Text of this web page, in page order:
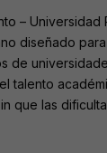
– Universidad
diseñado
de
talento
que las